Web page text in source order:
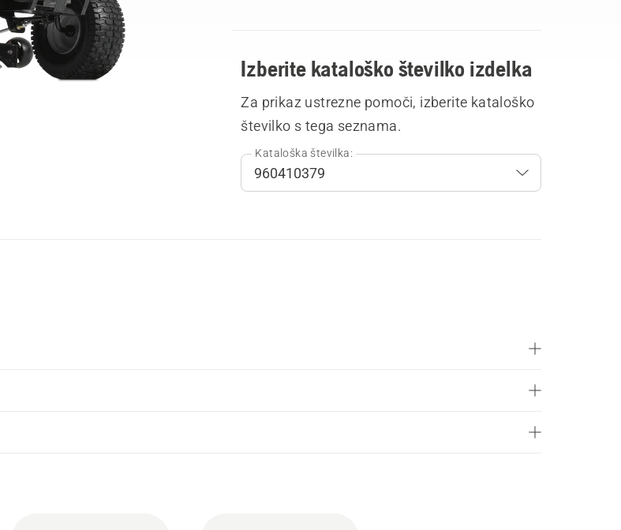
Izberite kataloško številko izdelka
Za prikaz ustrezne pomoči, izberite kataloško
številko s tega seznama.
Kataloška številka: